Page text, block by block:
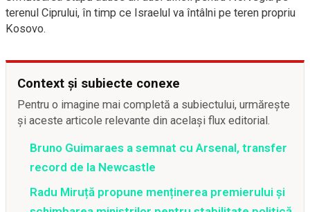
terenul Ciprului, în timp ce Israelul va întâlni pe teren propriu
Kosovo.
Context și subiecte conexe
Pentru o imagine mai completă a subiectului, urmărește
și aceste articole relevante din același flux editorial.
Bruno Guimaraes a semnat cu Arsenal, transfer
record de la Newcastle
Radu Miruță propune menținerea premierului și